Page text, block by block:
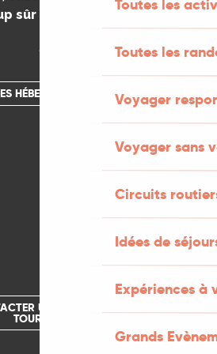
Toutes les
Toutes les
Voyager
Voyager sans
Circuits
Idées de
Expériences à
Grands
sûr votre bonheur dans le Lot.
.
HÉBERGEMENTS INSOLITES
UN OFFICE DE
TOURISME